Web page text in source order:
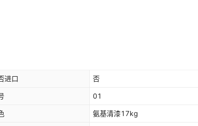
进口 否
01
氨基清漆17kg